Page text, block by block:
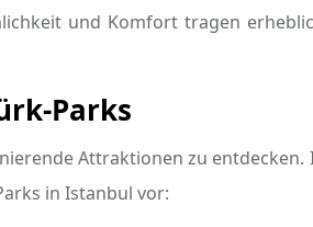
und Komfort tragen
Parks
Attraktionen zu entdecken.
in Istanbul vor: